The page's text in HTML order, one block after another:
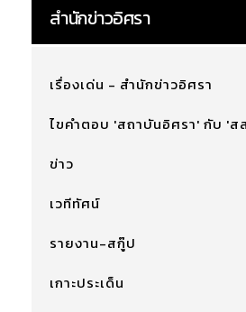
สำนักข่าวอิศรา
เรื่องเด่น - สำนักข่าวอิศรา
ไขคำตอบ 'สถาบันอิศรา' กับ 'ส
ข่าว
เวทีทัศน์
รายงาน-สกู๊ป
เกาะประเด็น